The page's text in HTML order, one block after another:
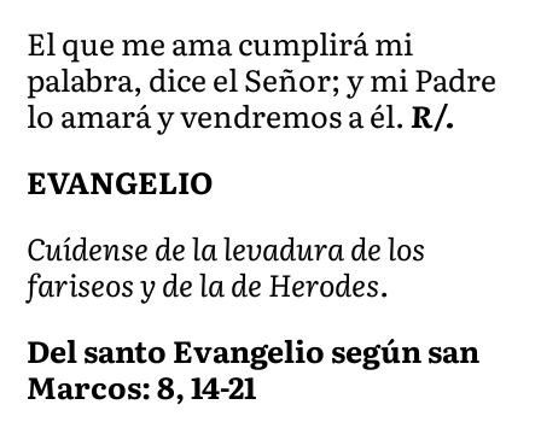
El que me ama cumplirá mi
palabra, dice el Señor; y mi Padre
lo amará y vendremos a él.R/.
EVANGELIO
Cuídense de la levadura de los
fariseos y de la de Herodes.
Del santo Evangelio según san
Marcos: 8, 14-21